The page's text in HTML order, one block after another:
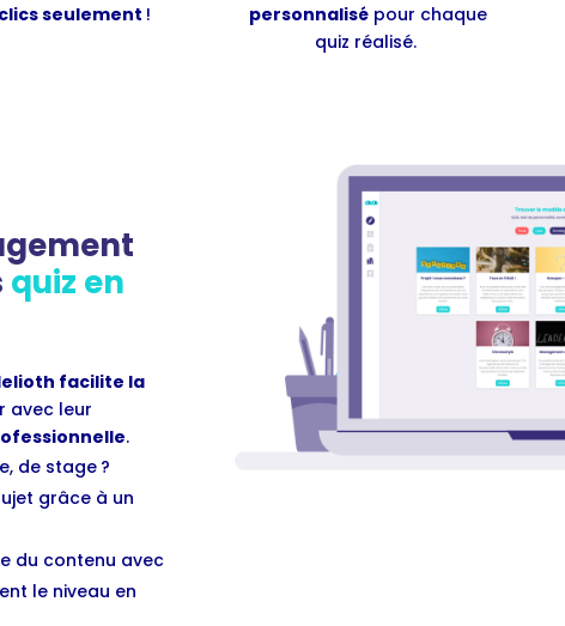
seulement !
personnalisé pour chaque
quiz réalisé.
quiz en
facilite la
avec leur
.
de stage ?
grâce à un
du contenu avec
le niveau en